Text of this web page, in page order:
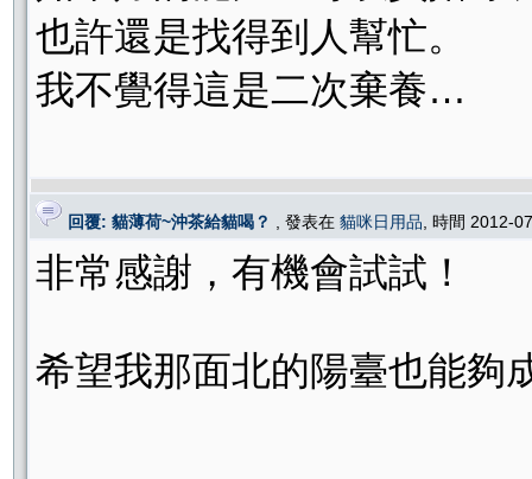
也許還是找得到人幫忙。
我不覺得這是二次棄養…
回覆: 貓薄荷~沖茶給貓喝？ , 發表在 貓咪日用品 , 時間 2012-
非常感謝，有機會試試！
希望我那面北的陽臺也能夠